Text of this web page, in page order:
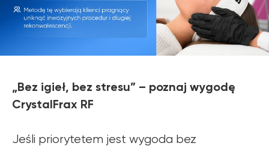
„Bez igieł, bez stresu” – poznaj wygodę
CrystalFrax RF
Jeśli priorytetem jest wygoda bez